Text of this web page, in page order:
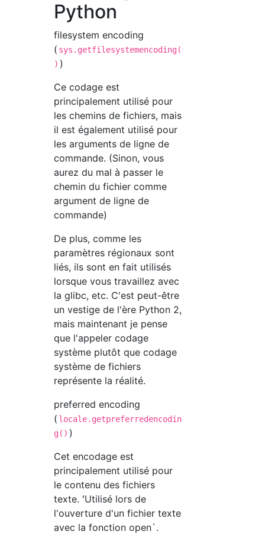
Python
filesystem encoding
( sys.getfilesystemencoding(
) )
Ce codage est
principalement utilisé pour
les chemins de fichiers, mais
il est également utilisé pour
les arguments de ligne de
commande. (Sinon, vous
aurez du mal à passer le
chemin du fichier comme
argument de ligne de
commande)
De plus, comme les
paramètres régionaux sont
liés, ils sont en fait utilisés
lorsque vous travaillez avec
la glibc, etc. C'est peut-être
un vestige de l'ère Python 2,
mais maintenant je pense
que l'appeler codage
système plutôt que codage
système de fichiers
représente la réalité.
preferred encoding
( locale.getpreferredencodin
g() )
Cet encodage est
principalement utilisé pour
le contenu des fichiers
texte. ʻUtilisé lors de
l'ouverture d'un fichier texte
avec la fonction open`.